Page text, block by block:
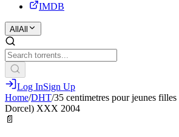
IMDB
All All
Log InSign Up
Home/DHT/35 centimetres pour jeunes filles
Dorcel) XXX 2004
📄